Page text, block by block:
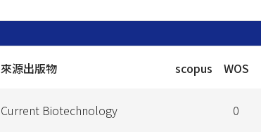
來源出版物 scopus WOS
Current Biotechnology 0